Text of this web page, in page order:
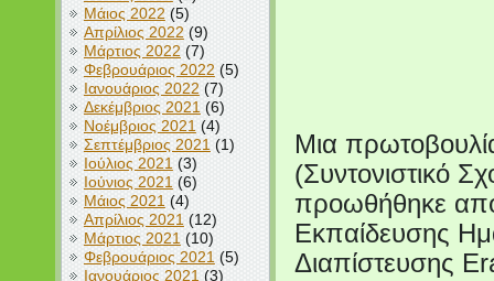
Μάιος 2022 (5)
Απρίλιος 2022 (9)
Μάρτιος 2022 (7)
Φεβρουάριος 2022 (5)
Ιανουάριος 2022 (7)
Δεκέμβριος 2021 (6)
Νοέμβριος 2021 (4)
Σεπτέμβριος 2021 (1)
Ιούλιος 2021 (3)
Ιούνιος 2021 (6)
Μάιος 2021 (4)
Απρίλιος 2021 (12)
Μάρτιος 2021 (10)
Φεβρουάριος 2021 (5)
Ιανουάριος 2021 (3)
Μια
(Συντονιστικό
προωθήθηκε
Εκπαίδευσης
Διαπίστευσης